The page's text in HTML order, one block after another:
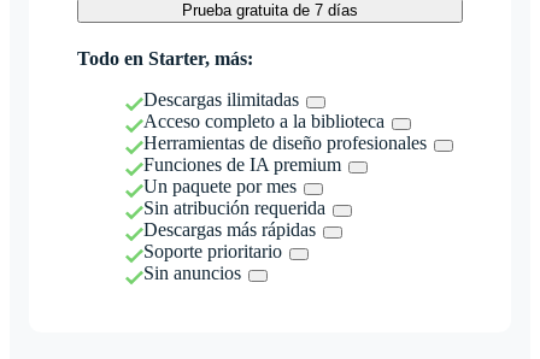
Prueba gratuita de 7 días
Todo en Starter, más:
Descargas ilimitadas
Acceso completo a la biblioteca
Herramientas de diseño profesionales
Funciones de IA premium
Un paquete por mes
Sin atribución requerida
Descargas más rápidas
Soporte prioritario
Sin anuncios